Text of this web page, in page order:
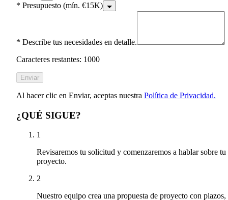
* Presupuesto (mín. €15K)
* Describe tus necesidades en detalle.
Caracteres restantes: 1000
Enviar
Al hacer clic en Enviar, aceptas nuestra Política de Privacidad.
¿QUÉ SIGUE?
1
Revisaremos tu solicitud y comenzaremos a hablar sobre tu
proyecto.
2
Nuestro equipo crea una propuesta de proyecto con plazos,